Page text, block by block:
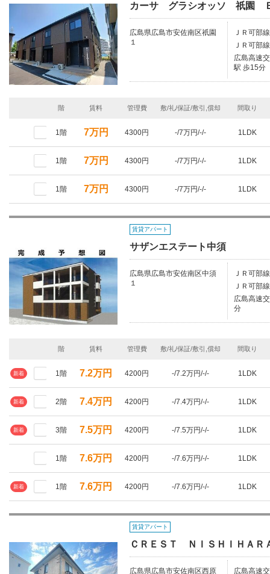
カーサ グラシオッソ 祇園
広島県広島市安佐南区祇園
１
ＪＲ可部
ＪＲ可部
広島高速
駅 歩15分
階 賃料 管理費 敷/礼/保証/敷引,償却 間取り
1階 7万円 4300円 -/7万円/-/- 1LDK
1階 7万円 4300円 -/7万円/-/- 1LDK
1階 7万円 4300円 -/7万円/-/- 1LDK
賃貸アパート
サザンエステート中須
広島県広島市安佐南区中須
１
ＪＲ可部
ＪＲ可部
広島高速
分
階 賃料 管理費 敷/礼/保証/敷引,償却 間取り
新着 1階 7.2万円 4200円 -/7.2万円/-/- 1LDK
新着 2階 7.4万円 4200円 -/7.4万円/-/- 1LDK
新着 3階 7.5万円 4200円 -/7.5万円/-/- 1LDK
1階 7.6万円 4200円 -/7.6万円/-/- 1LDK
新着 1階 7.6万円 4200円 -/7.6万円/-/- 1LDK
賃貸アパート
ＣＲＥＳＴ ＮＩＳＨＩＨＡＲ
広島県広島市安佐南区西原
広島高速